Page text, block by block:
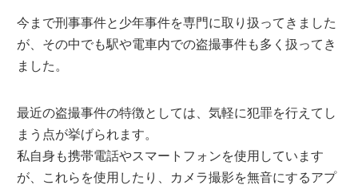
今まで刑事事件と少年事件を専門に取り扱ってきました
が、その中でも駅や電車内での盗撮事件も多く扱ってき
ました。
最近の盗撮事件の特徴としては、気軽に犯罪を行えてし
まう点が挙げられます。
私自身も携帯電話やスマートフォンを使用しています
が、これらを使用したり、カメラ撮影を無音にするアプ